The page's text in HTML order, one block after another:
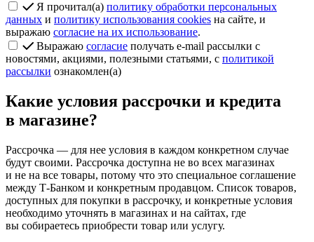
Я прочитал(а) политику обработки персональных
данных и политику использования cookies на сайте, и
выражаю согласие на их использование.
Выражаю согласие получать e-mail рассылки с
новостями, акциями, полезными статьями, с политикой
рассылки ознакомлен(а)
Какие условия рассрочки и кредита
в магазине?
Рассрочка — для нее условия в каждом конкретном случае
будут своими. Рассрочка доступна не во всех магазинах
и не на все товары, потому что это специальное соглашение
между Т‑Банком и конкретным продавцом. Список товаров,
доступных для покупки в рассрочку, и конкретные условия
необходимо уточнять в магазинах и на сайтах, где
вы собираетесь приобрести товар или услугу.